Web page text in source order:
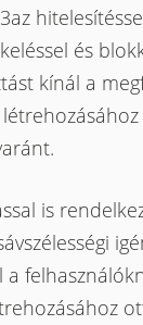
és
kínál a
is